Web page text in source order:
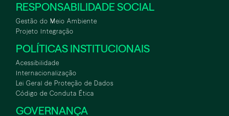
RESPONSABILIDADE SOCIAL
Gestão do Meio Ambiente
Projeto Integração
POLÍTICAS INSTITUCIONAIS
Acessibilidade
Internacionalização
Lei Geral de Proteção de Dados
Código de Conduta Ética
GOVERNANÇA